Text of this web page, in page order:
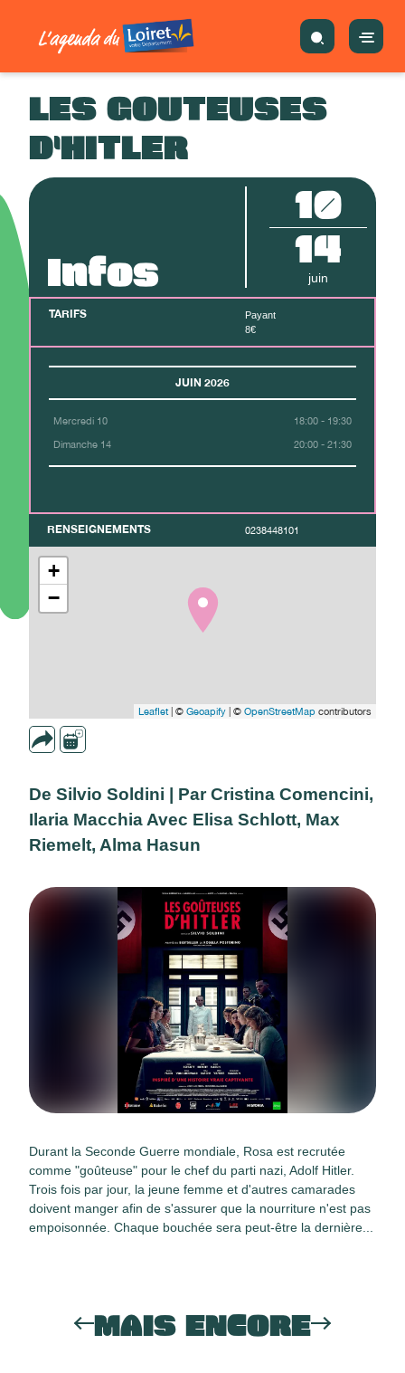
LES GOUTEUSES
D'HITLER
Infos
10
14
juin
TARIFS
Payant
8€
JUIN 2026
Mercredi 10 18:00 - 19:30
Dimanche 14 20:00 - 21:30
RENSEIGNEMENTS 0238448101
+
−
Leaflet| © Geoapify | © OpenStreetMap contributors
De Silvio Soldini | Par Cristina Comencini,
Ilaria Macchia Avec Elisa Schlott, Max
Riemelt, Alma Hasun
Durant la Seconde Guerre mondiale, Rosa est recrutée
comme "goûteuse" pour le chef du parti nazi, Adolf Hitler.
Trois fois par jour, la jeune femme et d'autres camarades
doivent manger afin de s'assurer que la nourriture n'est pas
empoisonnée. Chaque bouchée sera peut-être la dernière...
MAIS ENCORE